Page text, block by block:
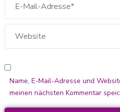
Name, E-Mail-Adresse und
meinen nächsten Kommentar